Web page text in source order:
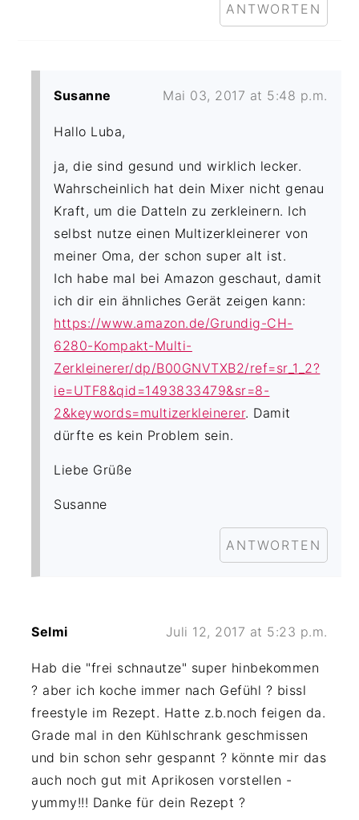
ANTWORTEN
Susanne Mai 03, 2017 at 5:48 p.m.
Hallo Luba,
ja, die sind gesund und wirklich lecker.
Wahrscheinlich hat dein Mixer nicht genau
Kraft, um die Datteln zu zerkleinern. Ich
selbst nutze einen Multizerkleinerer von
meiner Oma, der schon super alt ist.
Ich habe mal bei Amazon geschaut, damit
ich dir ein ähnliches Gerät zeigen kann:
https://www.amazon.de/Grundig-CH-
6280-Kompakt-Multi-
Zerkleinerer/dp/B00GNVTXB2/ref=sr_1_2?
ie=UTF8&qid=1493833479&sr=8-
2&keywords=multizerkleinerer. Damit
dürfte es kein Problem sein.
Liebe Grüße
Susanne
ANTWORTEN
Selmi Juli 12, 2017 at 5:23 p.m.
Hab die "frei schnautze" super hinbekommen
? aber ich koche immer nach Gefühl ? bissl
freestyle im Rezept. Hatte z.b.noch feigen da.
Grade mal in den Kühlschrank geschmissen
und bin schon sehr gespannt ? könnte mir das
auch noch gut mit Aprikosen vorstellen -
yummy!!! Danke für dein Rezept ?